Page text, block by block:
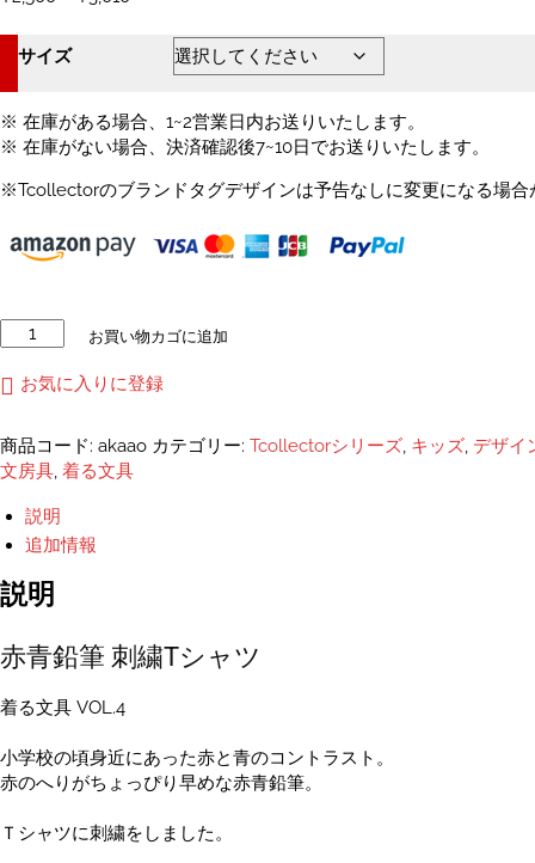
¥2,500
¥3,010
サイズ
※ 在庫がある場合、1~2営業日内お送りいたします。
※ 在庫がない場合、決済確認後7~10日でお送りいたします。
※Tcollectorのブランドタグデザインは予告なしに変更になる場合
青
鉛
し
ゅ
シ
ャ
ツ
ニ
ッ
ス
S~XXXL・
ッ
お買い物カゴに追加
お気に入りに登録
商品コード: akaao カテゴリー: Tcollectorシリーズ, キッズ, デザイ
文房具, 着る文具
説明
追加情報
説明
赤青鉛筆 刺繍Tシャツ
着る文具 VOL.4
小学校の頃身近にあった赤と青のコントラスト。
赤のへりがちょっぴり早めな赤青鉛筆。
Ｔシャツに刺繍をしました。